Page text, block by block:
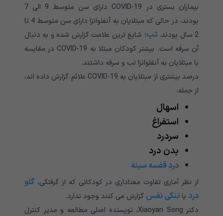
بیماران بستری در COVID-19 دارای سن متوسط 9 ​​الی 7
بودند، در حالی که مبتلایان به آنفلوانزا دارای سن متوسط ​​4 تا
2 سال بودند.
تب؛ شایع ترین علامت گزارش شده و به دنبال
آن سرفه است. بیشتر کودکان مبتلا به COVID-19 در مقایسه
با مبتلایان به آنفلوانزا تب و سرفه داشتند.
درصد بیشتری از مبتلایان به COVID-19 علائم گزارش داده اند،
از جمله:
اسهال
استفراغ
سردرد
بدن درد
درد قفسه سینه
از نظر آماری تفاوت معناداری در کودکانی که از گرفتگی، گلو
درد یا تنگی نفس گزارش می کنند وجود ندارد.
دکتر Xiaoyan Song، نویسنده اصلی مطالعه و مدیر کنترل